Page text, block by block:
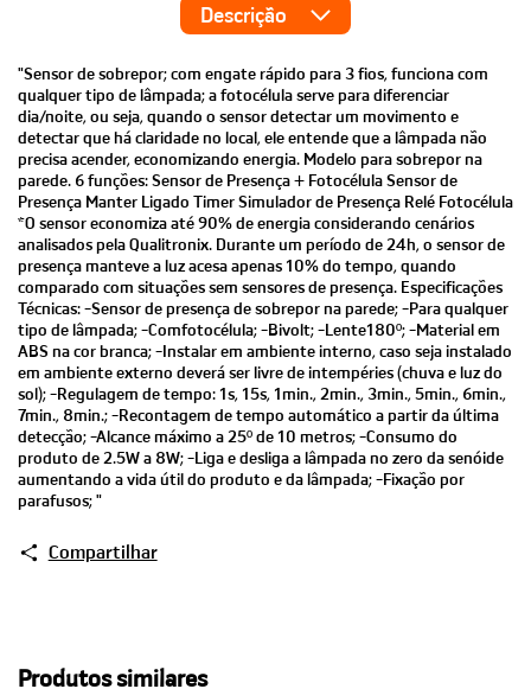
Descrição
"Sensor de sobrepor; com engate rápido para 3 fios, funciona com
qualquer tipo de lâmpada; a fotocélula serve para diferenciar
dia/noite, ou seja, quando o sensor detectar um movimento e
detectar que há claridade no local, ele entende que a lâmpada não
precisa acender, economizando energia. Modelo para sobrepor na
parede. 6 funções: Sensor de Presença + Fotocélula Sensor de
Presença Manter Ligado Timer Simulador de Presença Relé Fotocélula
*O sensor economiza até 90% de energia considerando cenários
analisados pela Qualitronix. Durante um período de 24h, o sensor de
presença manteve a luz acesa apenas 10% do tempo, quando
comparado com situações sem sensores de presença. Especificações
Técnicas: -Sensor de presença de sobrepor na parede; -Para qualquer
tipo de lâmpada; -Comfotocélula; -Bivolt; -Lente180º; -Material em
ABS na cor branca; -Instalar em ambiente interno, caso seja instalado
em ambiente externo deverá ser livre de intempéries (chuva e luz do
sol); -Regulagem de tempo: 1s, 15s, 1min., 2min., 3min., 5min., 6min.,
7min., 8min.; -Recontagem de tempo automático a partir da última
detecção; -Alcance máximo a 25º de 10 metros; -Consumo do
produto de 2.5W a 8W; -Liga e desliga a lâmpada no zero da senóide
aumentando a vida útil do produto e da lâmpada; -Fixação por
parafusos; "
Compartilhar
Produtos similares